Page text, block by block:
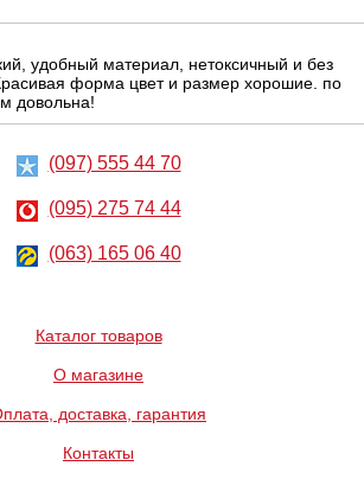
грн 324 грн
удобный материал, нетоксичный и без
форма цвет и размер хорошие. по
довольна!
(097) 555 44 70
(095) 275 74 44
(063) 165 06 40
Каталог товаров
О магазине
доставка, гарантия
Контакты